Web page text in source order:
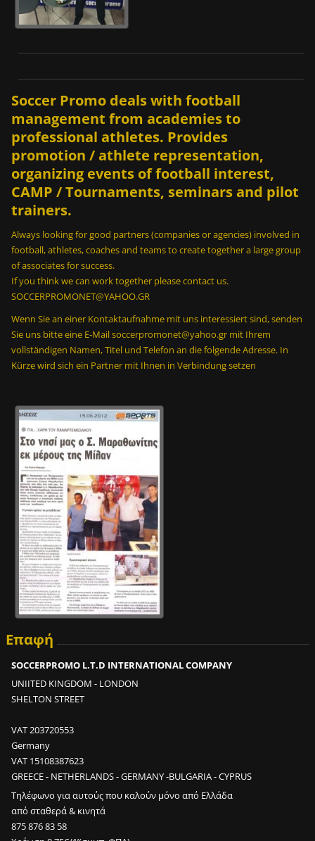
Soccer Promo deals with football
management from academies to
professional athletes. Provides
promotion / athlete representation,
organizing events of football interest,
CAMP / Tournaments, seminars and pilot
trainers.
Always looking for good partners (companies or agencies) involved in
football, athletes, coaches and teams to create together a large group
of associates for success.
If you think we can work together please contact us.
SOCCERPROMONET@YAHOO.GR
Wenn Sie an einer Kontaktaufnahme mit uns interessiert sind, senden
Sie uns bitte eine E-Mail soccerpromonet@yahoo.gr mit Ihrem
vollständigen Namen, Titel und Telefon an die folgende Adresse. In
Kürze wird sich ein Partner mit Ihnen in Verbindung setzen
Επαφή
SOCCERPROMO L.T.D INTERNATIONAL COMPANY
UNIITED KINGDOM - LONDON
SHELTON STREET
VAT 203720553
Germany
VAT 15108387623
GREECE - NETHERLANDS - GERMANY -BULGARIA - CYPRUS
Τηλέφωνο για αυτούς που καλούν μόνο από Ελλάδα
από σταθερά & κινητά
875 876 83 58